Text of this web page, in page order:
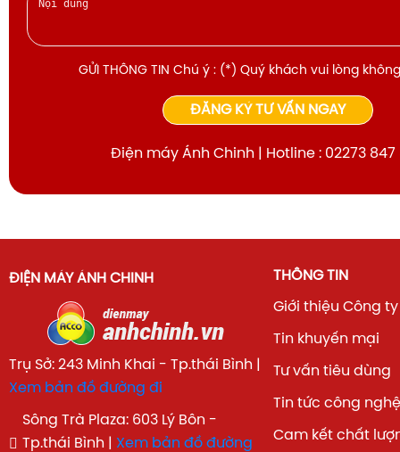
GỬI THÔNG TIN Chú ý : (*) Quý khách vui lòng
ĐĂNG KÝ TƯ VẤN NGAY
Điện máy Ánh Chinh | Hotline : 02273 847
ĐIỆN MÁY ÁNH CHINH
Trụ Sở: 243 Minh Khai - Tp.thái Bình |
Xem bản đồ đường đi
Sông Trà Plaza: 603 Lý Bôn -
Tp.thái Bình | Xem bản đồ đường
THÔNG TIN
Giới thiệu Công ty
Tin khuyến mại
Tư vấn tiêu dùng
Tin tức công nghệ
Cam kết chất